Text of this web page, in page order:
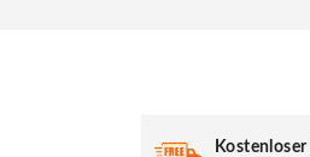
Kostenloser